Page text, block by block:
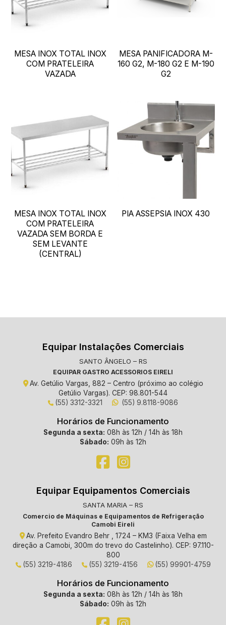
MESA INOX TOTAL INOX
COM PRATELEIRA
VAZADA
MESA PANIFICADORA M-
160 G2, M-180 G2 E M-190
G2
MESA INOX TOTAL INOX
COM PRATELEIRA
VAZADA SEM BORDA E
SEM LEVANTE
(CENTRAL)
PIA ASSEPSIA INOX 430
Equipar Instalações Comerciais
SANTO ÂNGELO – RS
EQUIPAR GASTRO ACESSORIOS EIRELI
Av. Getúlio Vargas, 882 – Centro (próximo ao colégio
Getúlio Vargas). CEP: 98.801-544
(55) 3312-3321
(55) 9.8118-9086
Horários de Funcionamento
Segunda a sexta: 08h às 12h / 14h às 18h
Sábado: 09h às 12h
Equipar Equipamentos Comerciais
SANTA MARIA – RS
Comercio de Máquinas e Equipamentos de Refrigeração
Camobi Eireli
Av. Prefeito Evandro Behr , 1724 – KM3 (Faixa Velha em
direção a Camobi, 300m do trevo do Castelinho). CEP: 97.110-
800
(55) 3219-4186
(55) 3219-4156 (55) 99901-4759
Horários de Funcionamento
Segunda a sexta: 08h às 12h / 14h às 18h
Sábado: 09h às 12h